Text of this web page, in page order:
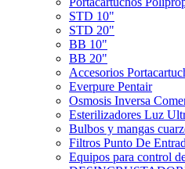
STD 10"
STD 20"
BB 10"
BB 20"
Accesorios
Everpure Pentair
Osmosis Inversa
Esterilizadores Luz
Bulbos y mangas
Filtros Punto De
Equipos para control